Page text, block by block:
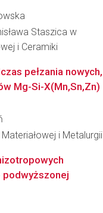
Staszica w
i Ceramiki
pełzania nowych,
Mg-Si-X(Mn,Sn,Zn)
i Metalurgii